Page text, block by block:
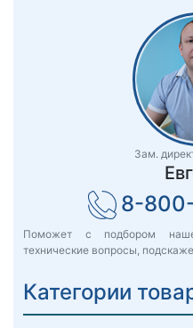
Зам.
8-
Поможет с подбором
технические вопросы,
Категории